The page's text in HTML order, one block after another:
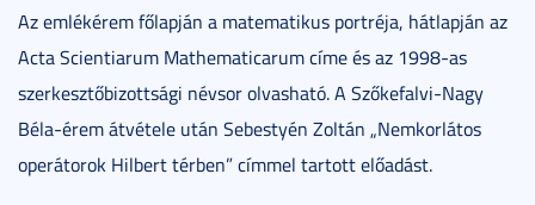
Az emlékérem főlapján a matematikus portréja, hátlapján az
Acta Scientiarum Mathematicarum címe és az 1998-as
szerkesztőbizottsági névsor olvasható. A Szőkefalvi-Nagy
Béla-érem átvétele után Sebestyén Zoltán „Nemkorlátos
operátorok Hilbert térben” címmel tartott előadást.